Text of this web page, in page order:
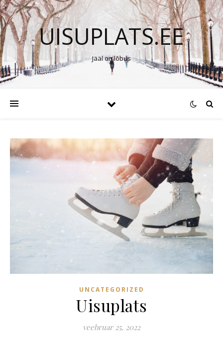
UISUPLATS.EE
Jääl on lõbus
UNCATEGORIZED
Uisuplats
veebruar 25, 2022